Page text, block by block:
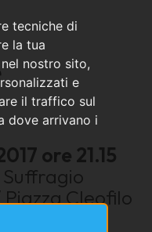
tecniche di
la tua
nostro sito,
e
il traffico sul
dove arrivano i
ore 21.15
Suffragio
Cleofilo